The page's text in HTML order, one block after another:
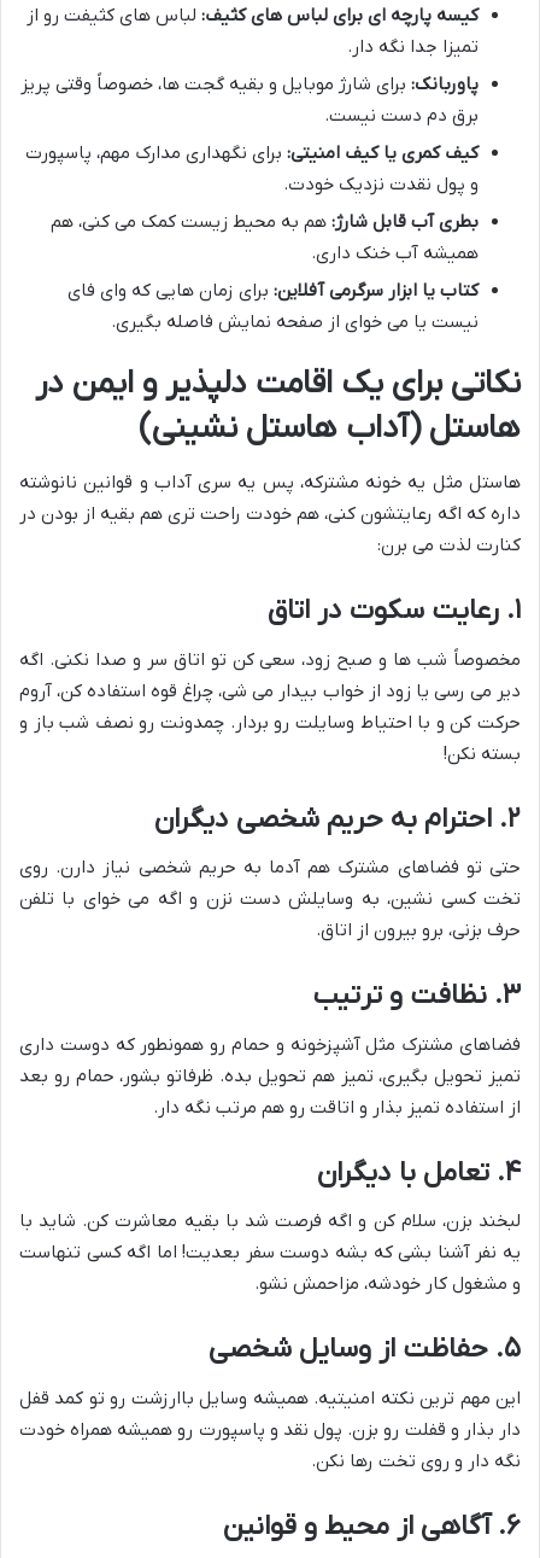
کیسه پارچه ای برای لباس های کثیف: لباس های کثیفت رو از
تمیزا جدا نگه دار.
پاوربانک: برای شارژ موبایل و بقیه گجت ها، خصوصاً وقتی پریز
برق دم دست نیست.
کیف کمری یا کیف امنیتی: برای نگهداری مدارک مهم، پاسپورت
و پول نقدت نزدیک خودت.
بطری آب قابل شارژ: هم به محیط زیست کمک می کنی، هم
همیشه آب خنک داری.
کتاب یا ابزار سرگرمی آفلاین: برای زمان هایی که وای فای
نیست یا می خوای از صفحه نمایش فاصله بگیری.
نکاتی برای یک اقامت دلپذیر و ایمن در
هاستل (آداب هاستل نشینی)
هاستل مثل یه خونه مشترکه، پس یه سری آداب و قوانین نانوشته
داره که اگه رعایتشون کنی، هم خودت راحت تری هم بقیه از بودن در
کنارت لذت می برن:
۱. رعایت سکوت در اتاق
مخصوصاً شب ها و صبح زود، سعی کن تو اتاق سر و صدا نکنی. اگه
دیر می رسی یا زود از خواب بیدار می شی، چراغ قوه استفاده کن، آروم
حرکت کن و با احتیاط وسایلت رو بردار. چمدونت رو نصف شب باز و
بسته نکن!
۲. احترام به حریم شخصی دیگران
حتی تو فضاهای مشترک هم آدما به حریم شخصی نیاز دارن. روی
تخت کسی نشین، به وسایلش دست نزن و اگه می خوای با تلفن
حرف بزنی، برو بیرون از اتاق.
۳. نظافت و ترتیب
فضاهای مشترک مثل آشپزخونه و حمام رو همونطور که دوست داری
تمیز تحویل بگیری، تمیز هم تحویل بده. ظرفاتو بشور، حمام رو بعد
از استفاده تمیز بذار و اتاقت رو هم مرتب نگه دار.
۴. تعامل با دیگران
لبخند بزن، سلام کن و اگه فرصت شد با بقیه معاشرت کن. شاید با
یه نفر آشنا بشی که بشه دوست سفر بعدیت! اما اگه کسی تنهاست
و مشغول کار خودشه، مزاحمش نشو.
۵. حفاظت از وسایل شخصی
این مهم ترین نکته امنیتیه. همیشه وسایل باارزشت رو تو کمد قفل
دار بذار و قفلت رو بزن. پول نقد و پاسپورت رو همیشه همراه خودت
نگه دار و روی تخت رها نکن.
۶. آگاهی از محیط و قوانین